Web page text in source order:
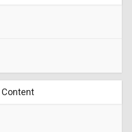
Content